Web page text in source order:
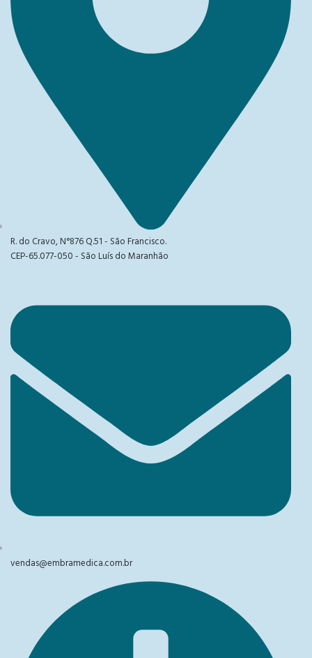
R. do Cravo, N°876 Q.51 - São Francisco.
CEP-65.077-050 - São Luís do Maranhão
vendas@embramedica.com.br